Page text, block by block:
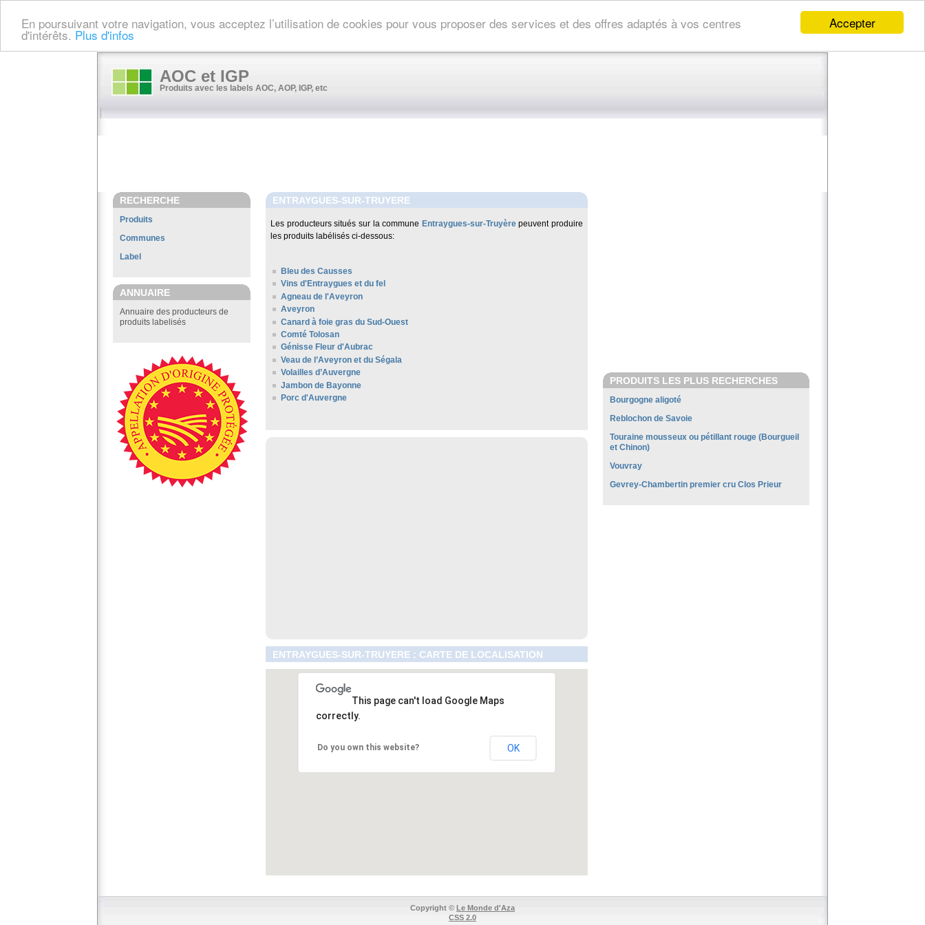
Accepter
En poursuivant votre navigation, vous acceptez l’utilisation de cookies pour vous proposer des services et des offres adaptés à vos centres
d'intérêts. Plus d'infos
AOC et IGP
Produits avec les labels AOC, AOP, IGP, etc
RECHERCHE
Produits
Communes
Label
ANNUAIRE
Annuaire des producteurs de
produits labelisés
ENTRAYGUES-SUR-TRUYERE
Les producteurs situés sur la commune Entraygues-sur-Truyèrepeuvent produire
les produits labélisés ci-dessous:
Bleu des Causses
Vins d'Entraygues et du fel
Agneau de l'Aveyron
Aveyron
Canard à foie gras du Sud-Ouest
Comté Tolosan
Génisse Fleur d'Aubrac
Veau de l’Aveyron et du Ségala
Volailles d’Auvergne
Jambon de Bayonne
Porc d'Auvergne
ENTRAYGUES-SUR-TRUYERE : CARTE DE LOCALISATION
This page can't load Google Maps
correctly.
Do you own this website? OK
PRODUITS LES PLUS RECHERCHES
Bourgogne aligoté
Reblochon de Savoie
Touraine mousseux ou pétillant rouge (Bourgueil
et Chinon)
Vouvray
Gevrey-Chambertin premier cru Clos Prieur
Copyright © Le Monde d'Aza
CSS 2.0